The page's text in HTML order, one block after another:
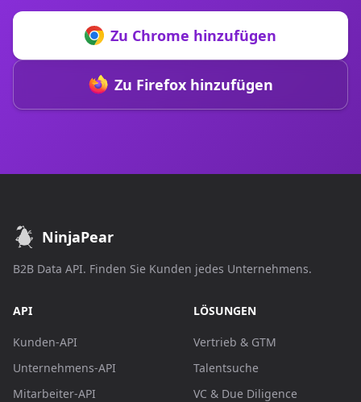
Zu Chrome hinzufügen
Zu Firefox hinzufügen
NinjaPear
B2B Data API. Finden Sie Kunden jedes Unternehmens.
API
Kunden-API
Unternehmens-API
Mitarbeiter-API
LÖSUNGEN
Vertrieb & GTM
Talentsuche
VC & Due Diligence